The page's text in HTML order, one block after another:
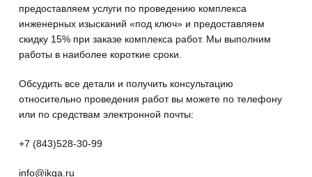
предоставляем услуги по проведению комплекса
инженерных изысканий «под ключ» и предоставляем
скидку 15% при заказе комплекса работ. Мы выполним
работы в наиболее короткие сроки.
Обсудить все детали и получить консультацию
относительно проведения работ вы можете по телефону
или по средствам электронной почты:
+7 (843)528-30-99
info@ikga.ru